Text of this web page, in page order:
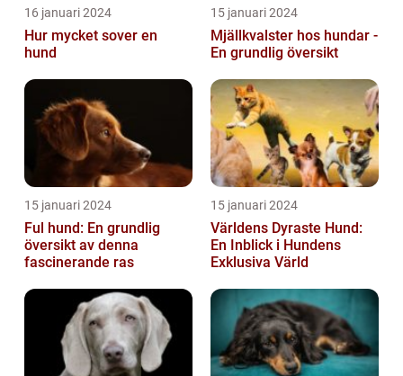
16 januari 2024
Hur mycket sover en
hund
15 januari 2024
Mjällkvalster hos hundar -
En grundlig översikt
15 januari 2024
Ful hund: En grundlig
översikt av denna
fascinerande ras
15 januari 2024
Världens Dyraste Hund:
En Inblick i Hundens
Exklusiva Värld